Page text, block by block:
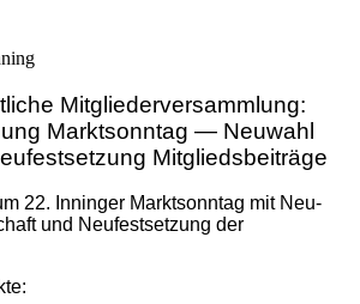
Mitgliederversammlung:
Marktsonntag — Neuwahl
Mitgliedsbeiträge
22. Innin­ger Markt­sonn­tag mit Neu­
und Neu­fest­set­zung der